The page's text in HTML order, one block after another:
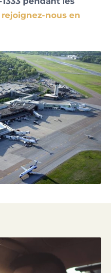
rejoignez-nous en